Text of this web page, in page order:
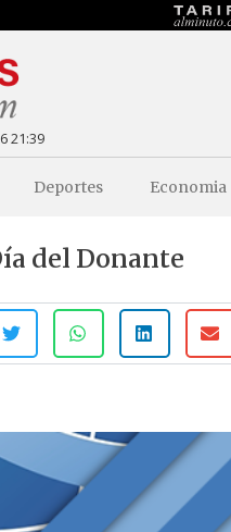
21:39
Deportes Economia
del Donante